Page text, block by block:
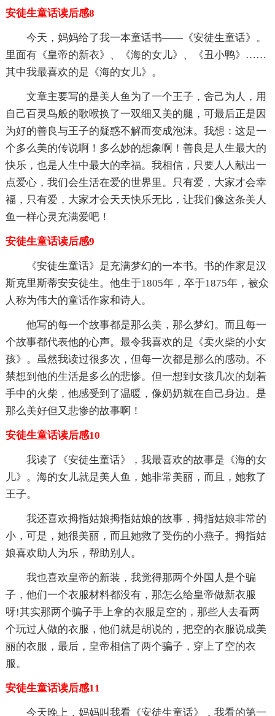
安徒生童话读后感8
今天，妈妈给了我一本童话书——《安徒生童话》。
里面有《皇帝的新衣》、《海的女儿》、《丑小鸭》……
其中我最喜欢的是《海的女儿》。
文章主要写的是美人鱼为了一个王子，舍己为人，用
自己百灵鸟般的歌喉换了一双细又美的腿，可最后正是因
为好的善良与王子的疑惑不解而变成泡沫。我想：这是一
个多么美的传说啊！多么妙的想象啊！善良是人生最大的
快乐，也是人生中最大的幸福。我相信，只要人人献出一
点爱心，我们会生活在爱的世界里。只有爱，大家才会幸
福，只有爱，大家才会天天快乐无比，让我们像这条美人
鱼一样心灵充满爱吧！
安徒生童话读后感9
《安徒生童话》是充满梦幻的一本书。书的作家是汉
斯克里斯蒂安安徒生。他生于1805年，卒于1875年，被众
人称为伟大的童话作家和诗人。
他写的每一个故事都是那么美，那么梦幻。而且每一
个故事都代表他的心声。最令我喜欢的是《卖火柴的小女
孩》。虽然我读过很多次，但每一次都是那么的感动。不
禁想到他的生活是多么的悲惨。但一想到女孩几次的划着
手中的火柴，他感受到了温暖，像奶奶就在自己身边。是
那么美好但又悲惨的故事啊！
安徒生童话读后感10
我读了《安徒生童话》，我最喜欢的故事是《海的女
儿》。海的女儿就是美人鱼，她非常美丽，而且，她救了
王子。
我还喜欢拇指姑娘拇指姑娘的故事，拇指姑娘非常的
小，可是，她很美丽，而且她救了受伤的小燕子。拇指姑
娘喜欢助人为乐，帮助别人。
我也喜欢皇帝的新装，我觉得那两个外国人是个骗
子，他们一个衣服材料都没有，那怎么给皇帝做新衣服
呀!其实那两个骗子手上拿的衣服是空的，那些人去看两
个玩过人做的衣服，他们就是胡说的，把空的衣服说成美
丽的衣服，最后，皇帝相信了两个骗子，穿上了空的衣
服。
安徒生童话读后感11
今天晚上，妈妈叫我看《安徒生童话》，我看的第一